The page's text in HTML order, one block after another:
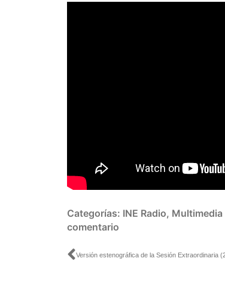
Categorías: INE Radio, Multimedia
comentario
Ant